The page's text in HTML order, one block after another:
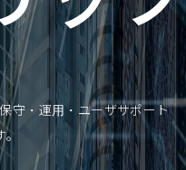
守・運用・ユーザサポート